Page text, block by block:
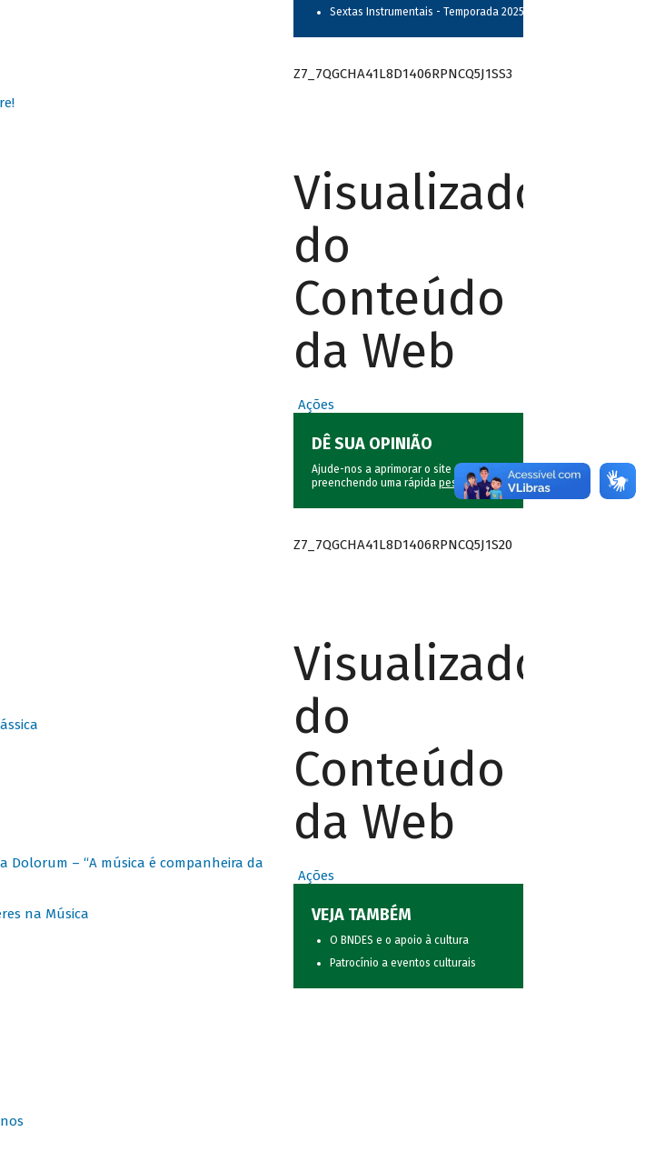
Dolorum – “A música é companheira da
na Música
Sextas Instrumentais - Temporada 2025
Z7_7QGCHA41L8D1406RPNCQ5J1SS3
Visualizador
do
Conteúdo
da Web
Ações
DÊ SUA OPINIÃO
Ajude-nos a aprimorar o site do BNDES
preenchendo uma rápida pesquisa.
Z7_7QGCHA41L8D1406RPNCQ5J1S20
Visualizador
do
Conteúdo
da Web
Ações
VEJA TAMBÉM
O BNDES e o apoio à cultura
Patrocínio a eventos culturais